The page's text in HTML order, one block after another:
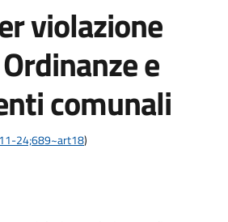
violazione
e
comunali
24;689~art18)